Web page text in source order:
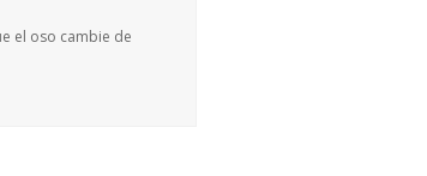
el oso cambie de